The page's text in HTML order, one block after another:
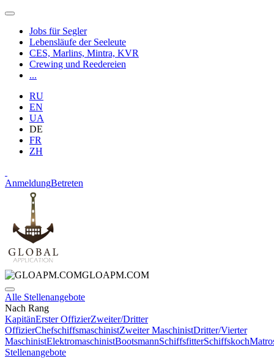
Jobs für Segler
Lebensläufe der Seeleute
CES, Marlins, Mintra, KVR
Crewing und Reedereien
...
RU
EN
UA
DE
FR
ZH
AnmeldungBetreten
GLOAPM.COM
Alle Stellenangebote
Nach Rang
KapitänErster OffizierZweiter/Dritter
OffizierChefschiffsmaschinistZweiter MaschinistDritter/Vierter
MaschinistElektromaschinistBootsmannSchiffsfitterSchiffskoch
Stellenangebote